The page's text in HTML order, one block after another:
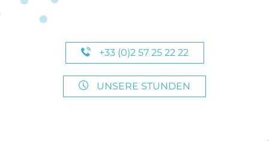
+33 (0)2 57 25 22 22
UNSERE STUNDEN